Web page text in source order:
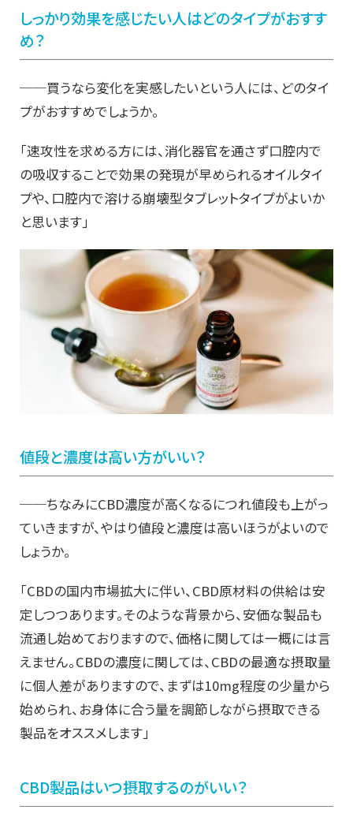
しっかり効果を感じたい人はどのタイプがおすす
め？
──買うなら変化を実感したいという人には、どのタイ
プがおすすめでしょうか。
「速攻性を求める方には、消化器官を通さず口腔内で
の吸収することで効果の発現が早められるオイルタイ
プや、口腔内で溶ける崩壊型タブレットタイプがよいか
と思います」
値段と濃度は高い方がいい？
──ちなみにCBD濃度が高くなるにつれ値段も上がっ
ていきますが、やはり値段と濃度は高いほうがよいので
しょうか。
「CBDの国内市場拡大に伴い、CBD原材料の供給は安
定しつつあります。そのような背景から、安価な製品も
流通し始めておりますので、価格に関しては一概には言
えません。CBDの濃度に関しては、CBDの最適な摂取量
に個人差がありますので、まずは10mg程度の少量から
始められ、お身体に合う量を調節しながら摂取できる
製品をオススメします」
CBD製品はいつ摂取するのがいい？